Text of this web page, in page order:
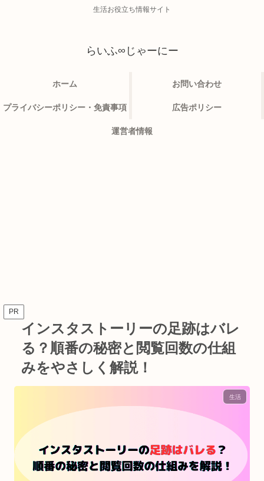
生活お役立ち情報サイト
らいふ∞じゃーにー
ホーム お問い合わせ
プライバシーポリシー・免責事項 広告ポリシー
運営者情報
PR
インスタストーリーの足跡はバレ
る？順番の秘密と閲覧回数の仕組
みをやさしく解説！
生活